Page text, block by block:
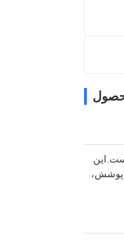
پوشش،